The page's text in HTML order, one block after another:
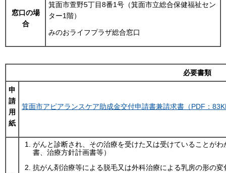
窓口の場
合
箕面市萱野5丁目8番1号（箕面市立総合保健福祉セン
ター1階）
みのおライフプラザ総合窓口
必要書類
申
請
用
紙
箕面市アピアランスケア助成金交付申請書兼請求書（PDF：
がんと診断され、その治療を受けた又は受けていることが
書、治療方針計画書等）
抗がん剤治療等による脱毛又は外科治療による乳房の形の